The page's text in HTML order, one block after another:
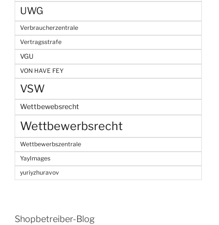
UWG
Verbraucherzentrale
Vertragsstrafe
VGU
VON HAVE FEY
VSW
Wettbewebsrecht
Wettbewerbsrecht
Wettbewerbszentrale
YayImages
yuriyzhuravov
Shopbetreiber-Blog